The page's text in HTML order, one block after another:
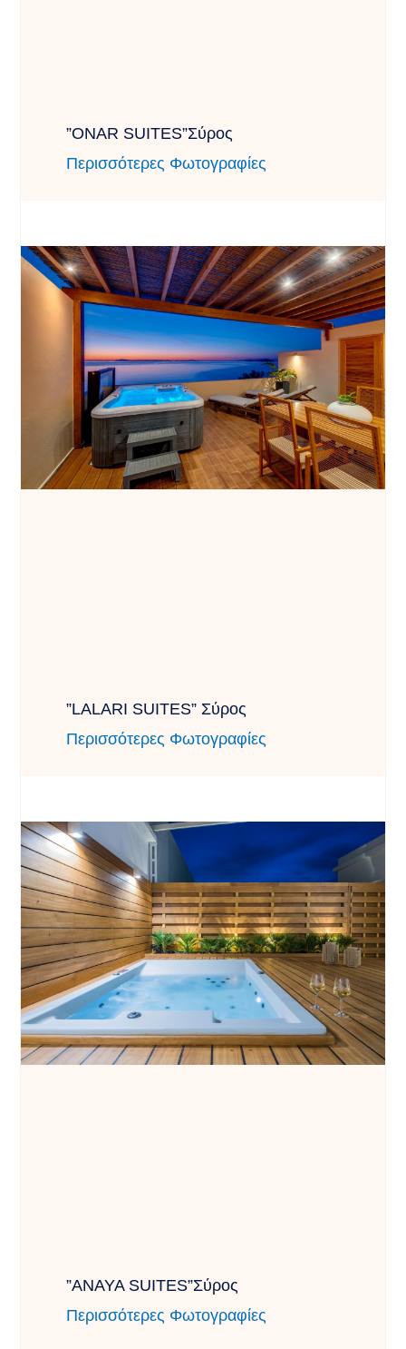
”ONAR SUITES”Σύρος
Περισσότερες Φωτογραφίες
”LALARI SUITES” Σύρος
Περισσότερες Φωτογραφίες
”ANAYA SUITES”Σύρος
Περισσότερες Φωτογραφίες